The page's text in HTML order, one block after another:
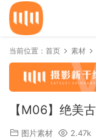
当前位置： 首页 素材
【M06】绝美
图片素材 2.47k